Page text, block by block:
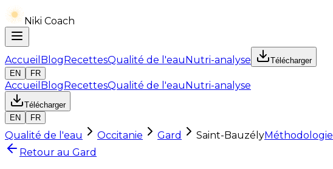
Niki Coach
Accueil BlogRecettesQualité de l'eauNutri-analyse
Télécharger
EN
FR
Accueil BlogRecettesQualité de l'eauNutri-analyse
Télécharger
EN
FR
Qualité de l'eau Occitanie Gard Saint-BauzélyMéthodologie
Retour au Gard